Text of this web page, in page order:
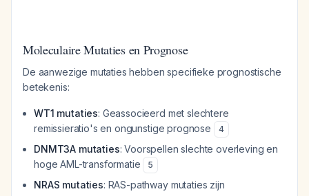
Moleculaire Mutaties en Prognose
De aanwezige mutaties hebben specifieke prognostische
betekenis:
WT1 mutaties: Geassocieerd met slechtere
remissieratio's en ongunstige prognose
4
DNMT3A mutaties: Voorspellen slechte overleving en
hoge AML-transformatie
5
NRAS mutaties: RAS-pathway mutaties zijn